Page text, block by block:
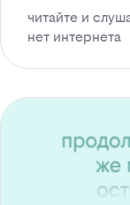
читайте и
нет интернета